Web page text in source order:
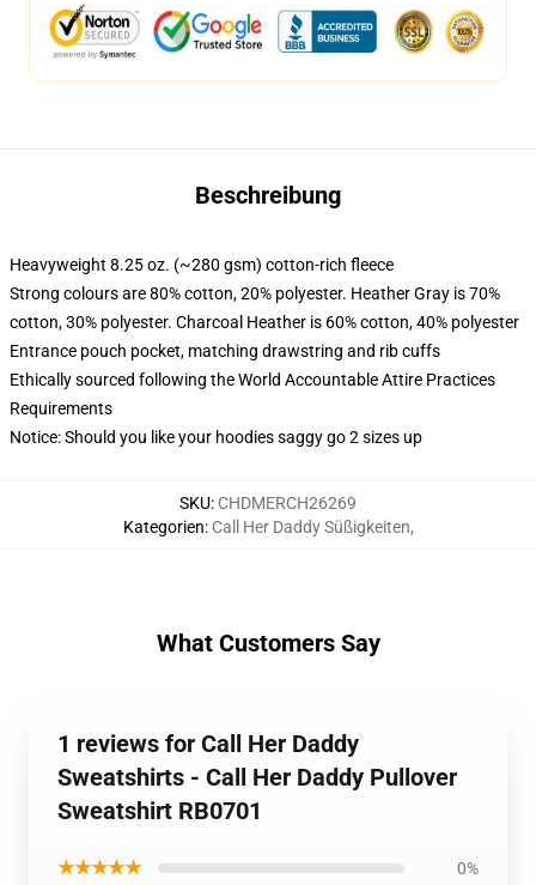
Beschreibung
Heavyweight 8.25 oz. (~280 gsm) cotton-rich fleece
Strong colours are 80% cotton, 20% polyester. Heather Gray is 70%
cotton, 30% polyester. Charcoal Heather is 60% cotton, 40% polyester
Entrance pouch pocket, matching drawstring and rib cuffs
Ethically sourced following the World Accountable Attire Practices
Requirements
Notice: Should you like your hoodies saggy go 2 sizes up
SKU: CHDMERCH26269
Kategorien: Call Her Daddy Süßigkeiten,
What Customers Say
1 reviews for Call Her Daddy
Sweatshirts - Call Her Daddy Pullover
Sweatshirt RB0701
★★★★★ 0%